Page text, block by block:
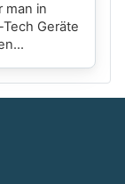
man in
Geräte